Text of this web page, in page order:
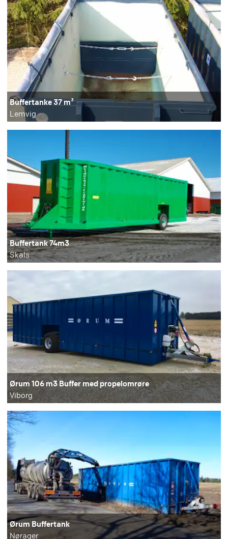
Buffertanke 37 m³
Lemvig
Buffertank 74m3
Skals
Ørum 106 m3 Buffer med propelomrøre
Viborg
Ørum Buffertank
Nørager